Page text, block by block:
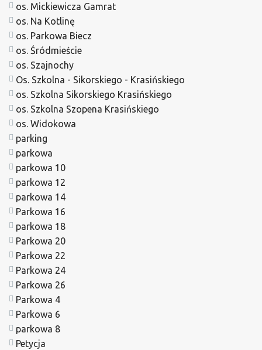
os. Mickiewicza Gamrat
os. Na Kotlinę
os. Parkowa Biecz
os. Śródmieście
os. Szajnochy
Os. Szkolna - Sikorskiego - Krasińskiego
os. Szkolna Sikorskiego Krasińskiego
os. Szkolna Szopena Krasińskiego
os. Widokowa
parking
parkowa
parkowa 10
parkowa 12
parkowa 14
Parkowa 16
parkowa 18
Parkowa 20
Parkowa 22
Parkowa 24
Parkowa 26
Parkowa 4
Parkowa 6
parkowa 8
Petycja